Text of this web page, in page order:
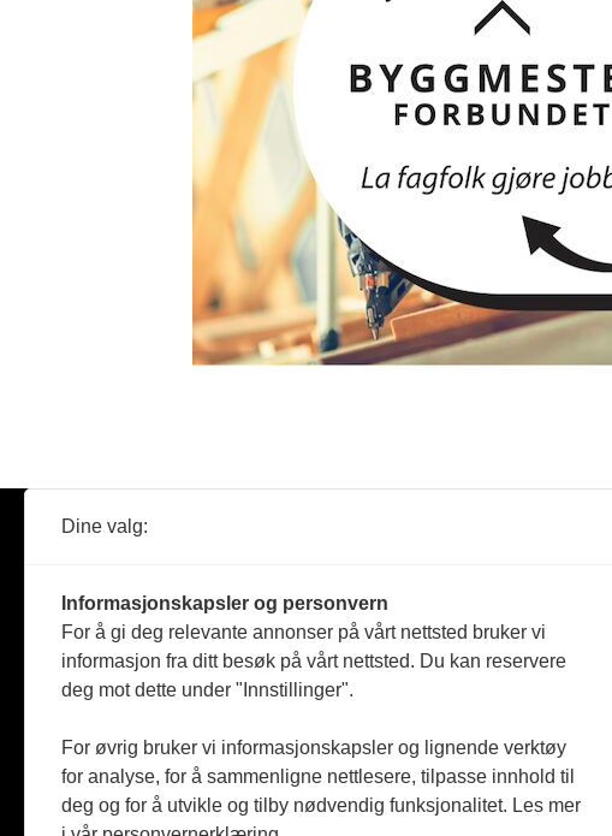
Reportasje
Produkter
Jobbmarked
Dine valg:
Informasjonskapsler og personvern
For å gi deg relevante annonser på vårt nettsted bruker vi
informasjon fra ditt besøk på vårt nettsted. Du kan reservere
deg mot dette under "Innstillinger".
For øvrig bruker vi informasjonskapsler og lignende verktøy
for analyse, for å sammenligne nettlesere, tilpasse innhold til
deg og for å utvikle og tilby nødvendig funksjonalitet. Les mer